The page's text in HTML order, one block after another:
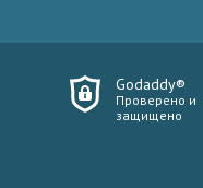
Godaddy®
Проверено и
защищено